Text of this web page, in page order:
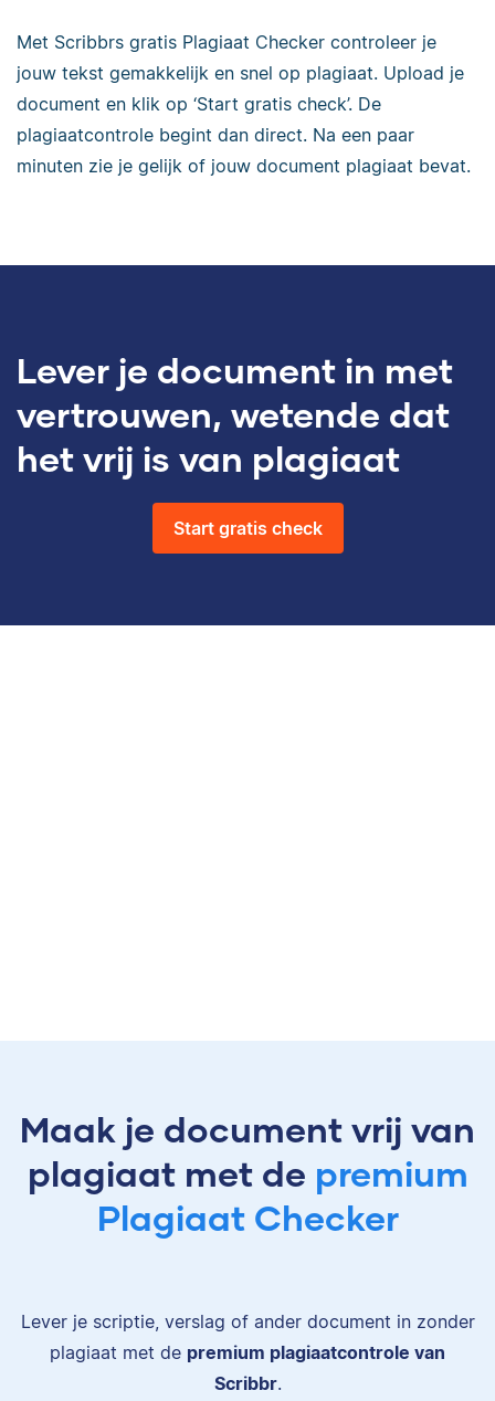
Met Scribbrs gratis Plagiaat Checker controleer je
jouw tekst gemakkelijk en snel op plagiaat. Upload je
document en klik op ‘Start gratis check’. De
plagiaatcontrole begint dan direct. Na een paar
minuten zie je gelijk of jouw document plagiaat bevat.
Lever je document in met
vertrouwen, wetende dat
het vrij is van plagiaat
Start gratis check
Maak je document vrij van
plagiaat met de premium
Plagiaat Checker
Lever je scriptie, verslag of ander document in zonder
plagiaat met de premium plagiaatcontrole van
Scribbr.